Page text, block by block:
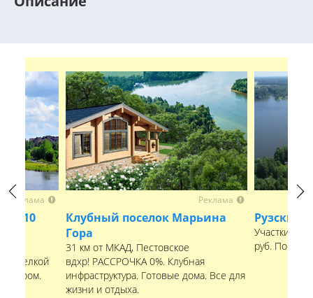
Previous
Реклама
от 10
отделкой
Реклама
Клубный поселок Марьина
Гора
31 км от МКАД, Пестовское
вдхр! РАССРОЧКА 0%. Клубная
инфраструктура. Готовые дома. Все для
жизни и отдыха.
Рузские
Участки
руб.